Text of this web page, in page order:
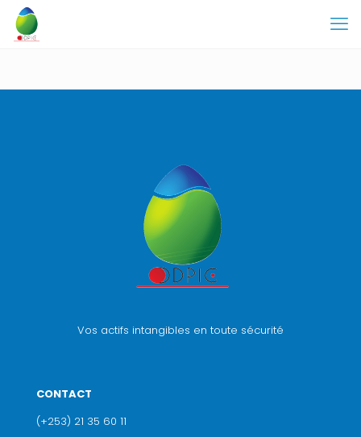
Vos actifs intangibles en toute sécurité
CONTACT
(+253) 21 35 60 11